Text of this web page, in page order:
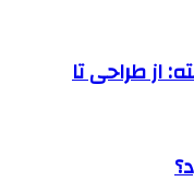
از طراحی تا